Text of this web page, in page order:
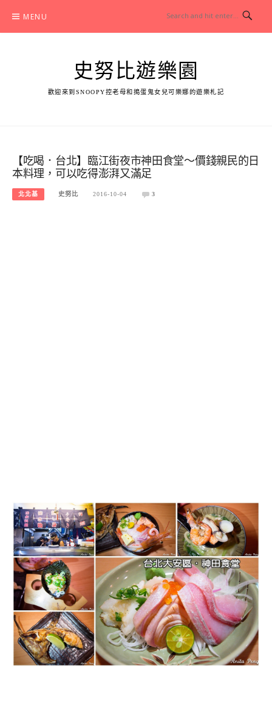
content
MENU
史努比遊樂園
歡迎來到SNOOPY控老母和搗蛋鬼女兒可樂娜的遊樂札記
【吃喝．台北】臨江街夜市神田食堂～價錢親民的日
本料理，可以吃得澎湃又滿足
北北基 史努比 2016-10-04 3